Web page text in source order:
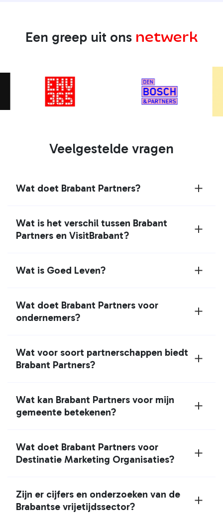
Een greep uit ons netwerk
Veelgestelde vragen
Wat doet Brabant Partners?
Wat is het verschil tussen Brabant
Partners en VisitBrabant?
Wat is Goed Leven?
Wat doet Brabant Partners voor
ondernemers?
Wat voor soort partnerschappen biedt
Brabant Partners?
Wat kan Brabant Partners voor mijn
gemeente betekenen?
Wat doet Brabant Partners voor
Destinatie Marketing Organisaties?
Zijn er cijfers en onderzoeken van de
Brabantse vrijetijdssector?